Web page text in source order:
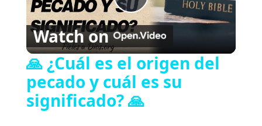
P
l
Watch on
🙏 ¿Cuál es el origen del
pecado y cuál es su
significado? 🙏